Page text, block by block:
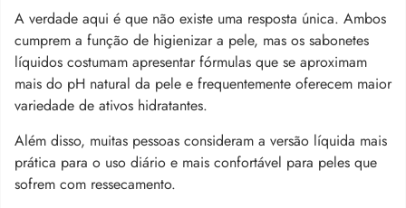
A verdade aqui é que não existe uma resposta única. Ambos
cumprem a função de higienizar a pele, mas os sabonetes
líquidos costumam apresentar fórmulas que se aproximam
mais do pH natural da pele e frequentemente oferecem maior
variedade de ativos hidratantes.
Além disso, muitas pessoas consideram a versão líquida mais
prática para o uso diário e mais confortável para peles que
sofrem com ressecamento.